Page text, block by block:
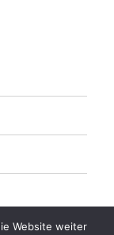
Website weiter